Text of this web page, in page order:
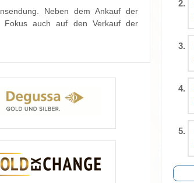
Neben dem Ankauf der
Fokus auch auf den Verkauf der